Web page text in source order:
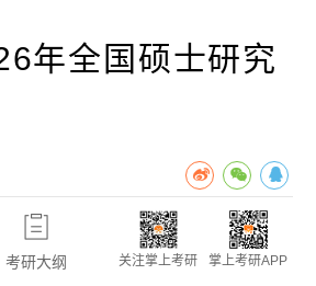
年全国硕士研究
考研大纲 关注掌上考研 掌上考研APP